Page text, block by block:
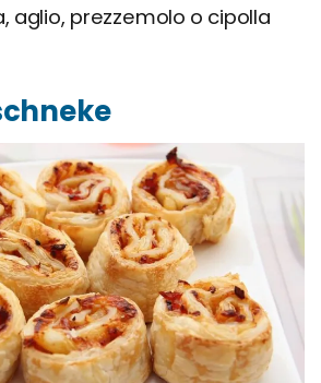
aglio, prezzemolo o cipolla